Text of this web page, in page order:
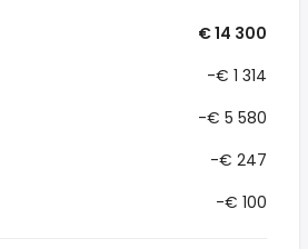
€ 14 300
-€ 1 314
-€ 5 580
-€ 247
-€ 100